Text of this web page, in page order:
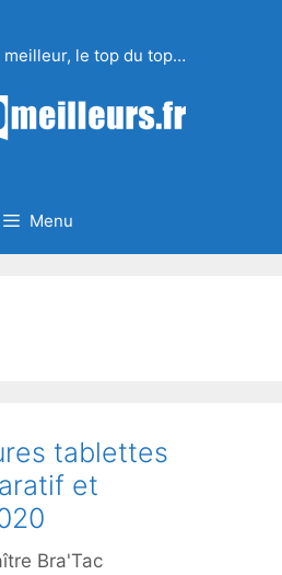
meilleur, le top du top…
Menu
tablettes
et
Bra'Tac